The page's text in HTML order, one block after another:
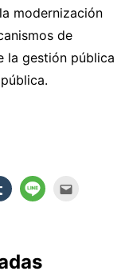
modernización
de
la gestión pública